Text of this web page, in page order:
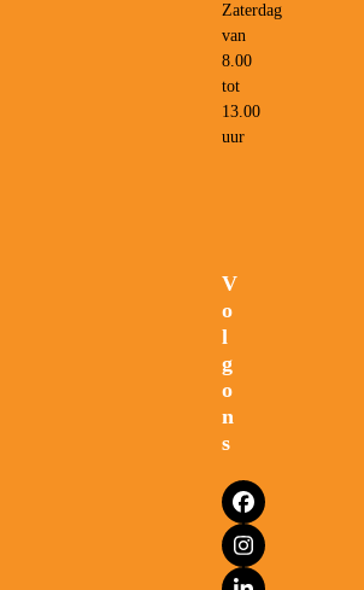
Zaterdag
van
8.00
tot
13.00
uur
V
o
l
g
o
n
s
Facebook
Instagram